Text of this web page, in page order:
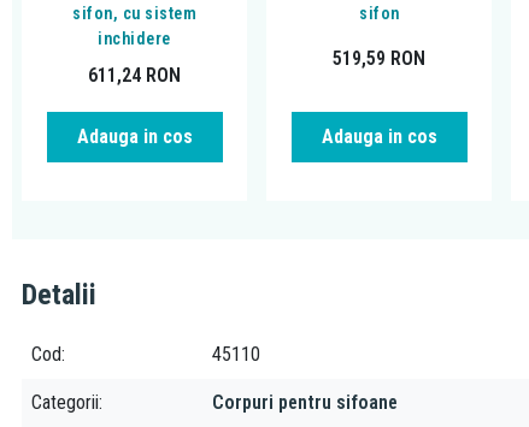
sifon, cu sistem
inchidere
611,24 RON
Adauga in cos
sifon
519,59 RON
Adauga in cos
Detalii
Cod 45110
Categorii Corpuri pentru sifoane